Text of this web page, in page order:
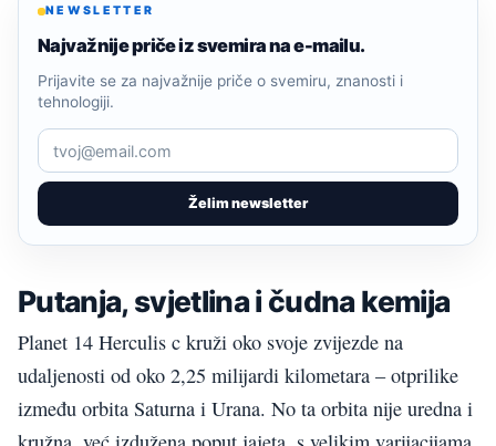
NEWSLETTER
Najvažnije priče iz svemira na e-mailu.
Želim newsletter
Prijavite se za najvažnije priče o svemiru, znanosti i
tehnologiji.
Putanja, svjetlina i čudna kemija
Planet 14 Herculis c kruži oko svoje zvijezde na
udaljenosti od oko 2,25 milijardi kilometara – otprilike
između orbita Saturna i Urana. No ta orbita nije uredna i